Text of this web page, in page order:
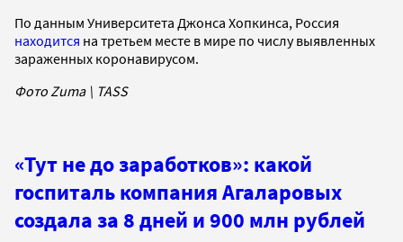
По данным Университета Джонса Хопкинса, Россия
находится на третьем месте в мире по числу выявленных
зараженных коронавирусом.
Фото Zuma \ TASS
«Тут не до заработков»: какой
госпиталь компания Агаларовых
создала за 8 дней и 900 млн рублей